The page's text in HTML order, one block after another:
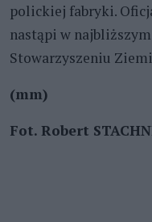
polickiej fabryki.
nastąpi w
Stowarzyszeniu
(mm)
Fot. Robert